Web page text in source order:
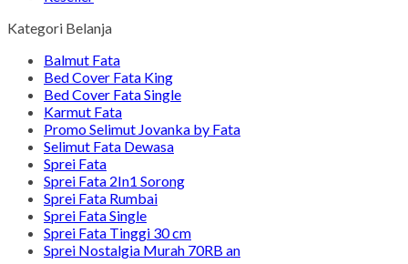
Kategori Belanja
Balmut Fata
Bed Cover Fata King
Bed Cover Fata Single
Karmut Fata
Promo Selimut Jovanka by Fata
Selimut Fata Dewasa
Sprei Fata
Sprei Fata 2In1 Sorong
Sprei Fata Rumbai
Sprei Fata Single
Sprei Fata Tinggi 30 cm
Sprei Nostalgia Murah 70RB an